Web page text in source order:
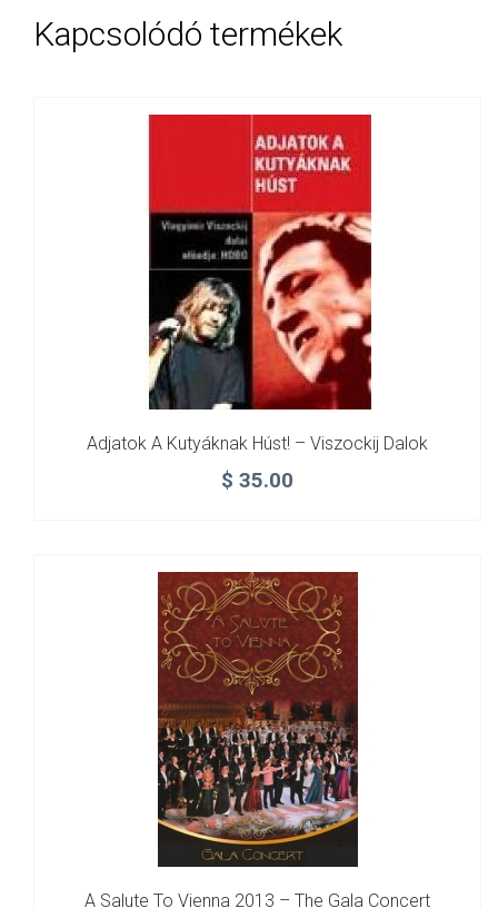
Kapcsolódó termékek
Adjatok A Kutyáknak Húst! – Viszockij Dalok
$ 35.00
A Salute To Vienna 2013 – The Gala Concert